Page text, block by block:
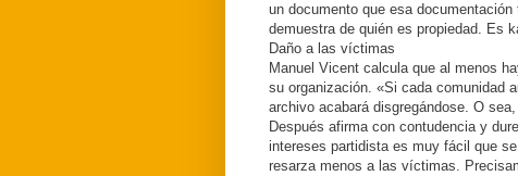
un documento que esa
demuestra de quién es propiedad. Es
Daño a las víctimas
Manuel Vicent calcula que al menos
su organización. «Si cada comunidad
archivo acabará disgregándose. O
Después afirma con contudencia y
intereses partidista es muy fácil que
resarza menos a las víctimas.